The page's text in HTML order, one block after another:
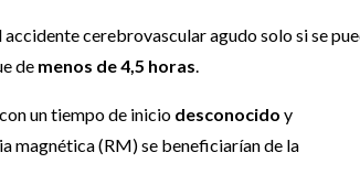
cerebrovascular agudo solo si se
de menos de 4,5 horas
un tiempo de inicio desconocido y
magnética (RM) se beneficiarían de la